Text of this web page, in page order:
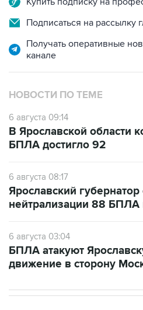
Подписаться на рассылку
Получать оперативные
канале
НОВОСТИ ПО ТЕМЕ
6 августа 09:14
В Ярославской области
БПЛА достигло 92
6 августа 08:17
Ярославский
нейтрализации 88 БПЛА
6 августа 03:04
БПЛА атакуют
движение в сторону